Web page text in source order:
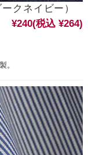
クネイビー）
¥240(税込 ¥264)
。